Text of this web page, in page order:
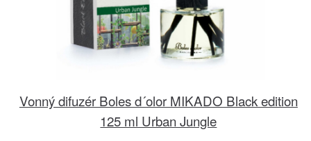
Vonný difuzér Boles d´olor MIKADO Black edition
125 ml Urban Jungle